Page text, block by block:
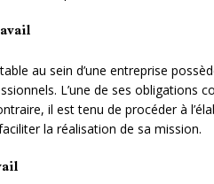
au sein d’une entreprise
L’une de ses obligations
il est tenu de procéder à
la réalisation de sa mission.